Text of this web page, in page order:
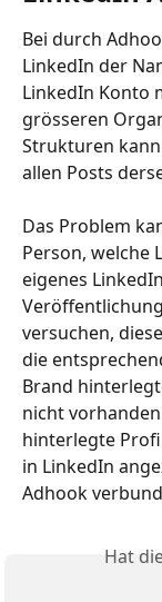
Bei durch
LinkedIn der
LinkedIn Konto
grösseren
Strukturen
allen Posts
Das Problem
Person, welche
eigenes
versuchen,
die
Brand
nicht
hinterlegte
in LinkedIn
Adhook
Hat